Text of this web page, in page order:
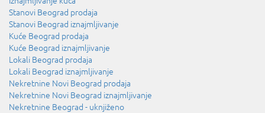
Stanovi Beograd prodaja
Stanovi Beograd iznajmljivanje
Kuće Beograd prodaja
Kuće Beograd iznajmljivanje
Lokali Beograd prodaja
Lokali Beograd iznajmljivanje
Nekretnine Novi Beograd prodaja
Nekretnine Novi Beograd iznajmljivanje
Nekretnine Beograd - uknjiženo